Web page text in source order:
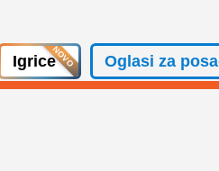
Igrice Oglasi za